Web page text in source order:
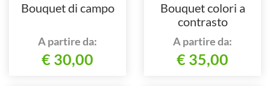
Bouquet di campo
A partire da:
€ 30,00
Bouquet colori a
contrasto
A partire da:
€ 35,00